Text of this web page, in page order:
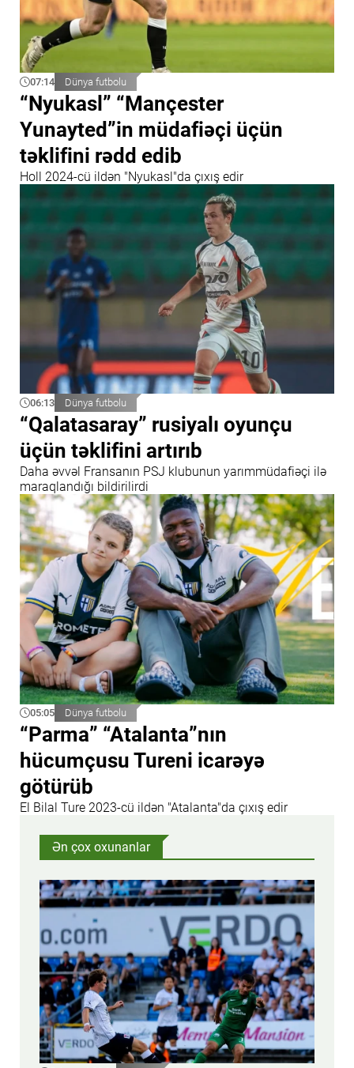
07:14 Dünya futbolu
“Nyukasl” “Mançester
Yunayted”in müdafiəçi üçün
təklifini rədd edib
Holl 2024-cü ildən "Nyukasl"da çıxış edir
06:13 Dünya futbolu
“Qalatasaray” rusiyalı oyunçu
üçün təklifini artırıb
Daha əvvəl Fransanın PSJ klubunun yarımmüdafiəçi ilə
maraqlandığı bildirilirdi
05:05 Dünya futbolu
“Parma” “Atalanta”nın
hücumçusu Tureni icarəyə
götürüb
El Bilal Ture 2023-cü ildən "Atalanta"da çıxış edir
Ən çox oxunanlar